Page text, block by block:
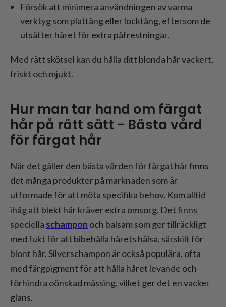
Försök att minimera användningen av varma
verktyg som plattång eller locktång, eftersom de
utsätter håret för extra påfrestningar.
Med rätt skötsel kan du hålla ditt blonda hår vackert,
friskt och mjukt.
Hur man tar hand om färgat
hår på rätt sätt - Bästa vård
för färgat hår
När det gäller den bästa vården för färgat hår finns
det många produkter på marknaden som är
utformade för att möta specifika behov. Kom alltid
ihåg att blekt hår kräver extra omsorg. Det finns
speciella schampon och balsam som ger tillräckligt
med fukt för att bibehålla hårets hälsa, särskilt för
blont hår. Silverschampon är också populära, ofta
med färgpigment för att hålla håret levande och
förhindra oönskad mässing, vilket ger det en vacker
glans.